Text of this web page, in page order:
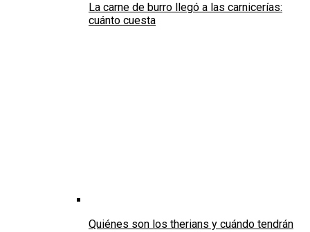
La carne de burro llegó a las carnicerías:
cuánto cuesta
Quiénes son los therians y cuándo tendrán